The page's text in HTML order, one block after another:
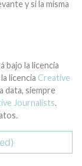
y si la misma
bajo la licencia
licencia Creative
data, siempre
Journalists.